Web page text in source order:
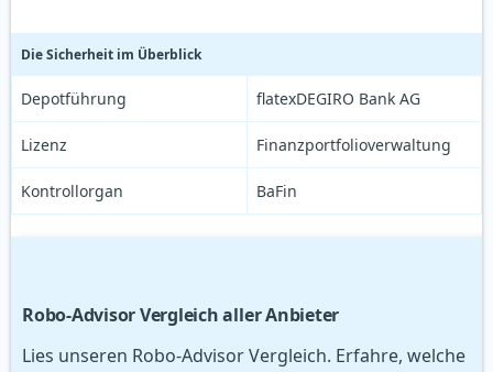
Die Sicherheit im Überblick
Depotführung flatexDEGIRO Bank AG
Lizenz Finanzportfolioverwaltung
Kontrollorgan BaFin
Robo-Advisor Vergleich aller Anbieter
Lies unseren Robo-Advisor Vergleich. Erfahre, welche